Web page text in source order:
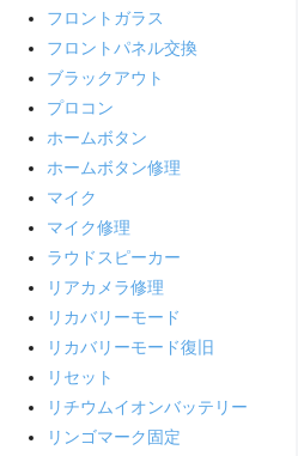
フロントガラス
フロントパネル交換
ブラックアウト
プロコン
ホームボタン
ホームボタン修理
マイク
マイク修理
ラウドスピーカー
リアカメラ修理
リカバリーモード
リカバリーモード復旧
リセット
リチウムイオンバッテリー
リンゴマーク固定